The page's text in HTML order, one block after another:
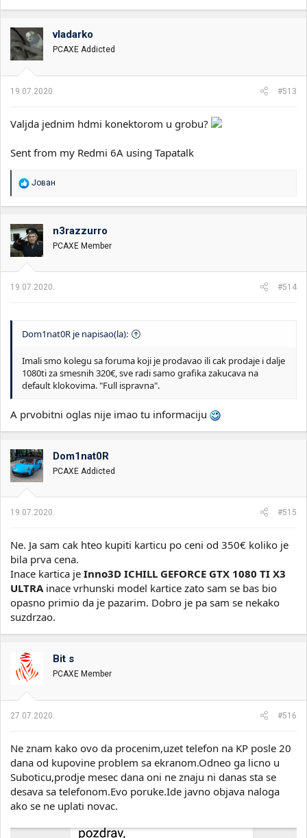
vladarko
PCAXE Addicted
19.07.2020. #513
Valjda jednim hdmi konektorom u grobu?
Sent from my Redmi 6A using Tapatalk
R
o
v
a
n
:
Јован
n3razzurro
PCAXE Member
19.07.2020. #514
Dom1nat0R je napisao(la):
Imali smo kolegu sa foruma koji je prodavao ili cak prodaje i dalje
1080ti za smesnih 320€, sve radi samo grafika zakucava na
default klokovima. "Full ispravna".
A prvobitni oglas nije imao tu informaciju
Dom1nat0R
PCAXE Addicted
19.07.2020. #515
Ne. Ja sam cak hteo kupiti karticu po ceni od 350€ koliko je
bila prva cena.
Inace kartica je Inno3D ICHILL GEFORCE GTX 1080 TI X3
ULTRAinace vrhunski model kartice zato sam se bas bio
opasno primio da je pazarim. Dobro je pa sam se nekako
suzdrzao.
Bit s
PCAXE Member
27.07.2020. #516
Ne znam kako ovo da procenim,uzet telefon na KP posle 20
dana od kupovine problem sa ekranom.Odneo ga licno u
Suboticu,prodje mesec dana oni ne znaju ni danas sta se
desava sa telefonom.Evo poruke.Ide javno objava naloga
ako se ne uplati novac.